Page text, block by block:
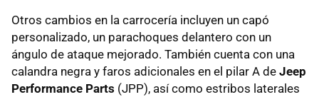
Otros cambios en la carrocería incluyen un capó
personalizado, un parachoques delantero con un
ángulo de ataque mejorado. También cuenta con una
calandra negra y faros adicionales en el pilar A de Jeep
Performance Parts (JPP), así como estribos laterales